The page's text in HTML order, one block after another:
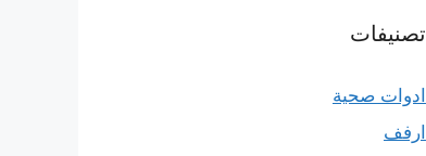
تصنيفات
ادوات صحية
ارفف